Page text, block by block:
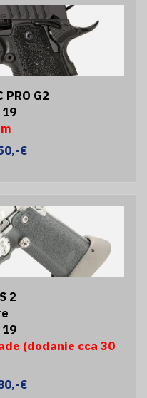
PRO G2
€
2
(dodanie cca 30
€